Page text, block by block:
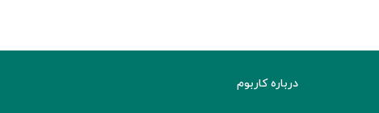
درباره کاربوم